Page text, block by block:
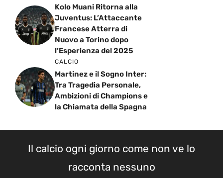
Kolo Muani Ritorna alla
Juventus: L’Attaccante
Francese Atterra di
Nuovo a Torino dopo
l’Esperienza del 2025
CALCIO
Martinez e il Sogno Inter:
Tra Tragedia Personale,
Ambizioni di Champions e
la Chiamata della Spagna
Il calcio ogni giorno come non ve lo
racconta nessuno